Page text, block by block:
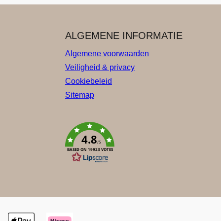
ALGEMENE INFORMATIE
Algemene voorwaarden
Veiligheid & privacy
Cookiebeleid
Sitemap
4.8/5
BASED ON 19923 VOTES